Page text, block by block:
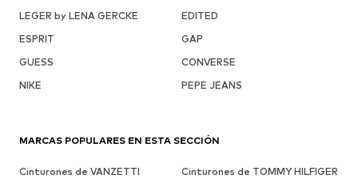
LEGER by LENA GERCKE
EDITED
ESPRIT
GAP
GUESS
CONVERSE
NIKE
PEPE JEANS
MARCAS POPULARES EN ESTA SECCIÓN
Cinturones de VANZETTI
Cinturones de TOMMY HILFIGER